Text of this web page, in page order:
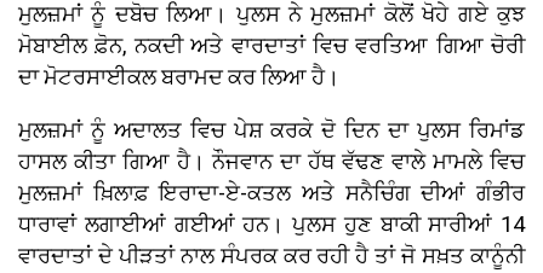
ਮੁਲਜ਼ਮਾਂ ਨੂੰ ਦਬੋਚ ਲਿਆ। ਪੁਲਸ ਨੇ ਮੁਲਜ਼ਮਾਂ ਕੋਲੋਂ ਖੋਹੇ ਗਏ ਕੁਝ
ਮੋਬਾਈਲ ਫ਼ੋਨ, ਨਕਦੀ ਅਤੇ ਵਾਰਦਾਤਾਂ ਵਿਚ ਵਰਤਿਆ ਗਿਆ ਚੋਰੀ
ਦਾ ਮੋਟਰਸਾਈਕਲ ਬਰਾਮਦ ਕਰ ਲਿਆ ਹੈ।
ਮੁਲਜ਼ਮਾਂ ਨੂੰ ਅਦਾਲਤ ਵਿਚ ਪੇਸ਼ ਕਰਕੇ ਦੋ ਦਿਨ ਦਾ ਪੁਲਸ ਰਿਮਾਂਡ
ਹਾਸਲ ਕੀਤਾ ਗਿਆ ਹੈ। ਨੌਜਵਾਨ ਦਾ ਹੱਥ ਵੱਢਣ ਵਾਲੇ ਮਾਮਲੇ ਵਿਚ
ਮੁਲਜ਼ਮਾਂ ਖ਼ਿਲਾਫ਼ ਇਰਾਦਾ-ਏ-ਕਤਲ ਅਤੇ ਸਨੈਚਿੰਗ ਦੀਆਂ ਗੰਭੀਰ
ਧਾਰਾਵਾਂ ਲਗਾਈਆਂ ਗਈਆਂ ਹਨ। ਪੁਲਸ ਹੁਣ ਬਾਕੀ ਸਾਰੀਆਂ 14
ਵਾਰਦਾਤਾਂ ਦੇ ਪੀੜਤਾਂ ਨਾਲ ਸੰਪਰਕ ਕਰ ਰਹੀ ਹੈ ਤਾਂ ਜੋ ਸਖ਼ਤ ਕਾਨੂੰਨੀ